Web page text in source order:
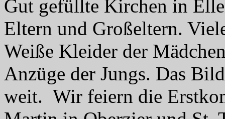
Gut gefüllte Kirchen in
Eltern und Großeltern.
Weiße Kleider der
Anzüge der Jungs. Das
weit. Wir feiern die